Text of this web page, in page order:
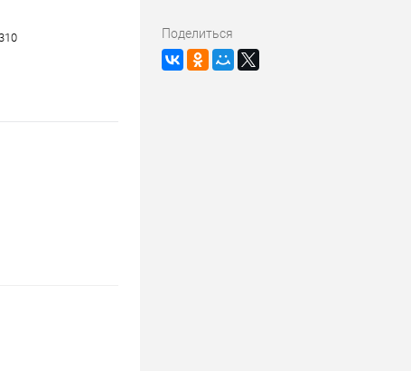
Поделиться